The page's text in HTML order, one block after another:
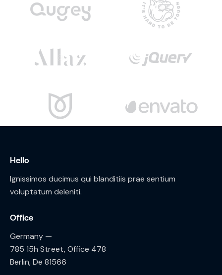
Hello
Ignissimos ducimus qui blanditiis prae sentium
voluptatum deleniti.
Office
Germany —
785 15h Street, Office 478
Berlin, De 81566